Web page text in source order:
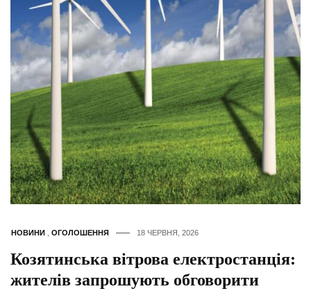
НОВИНИ ОГОЛОШЕННЯ 18 ЧЕРВНЯ, 2026
Козятинська вітрова електростанція:
жителів запрошують обговорити